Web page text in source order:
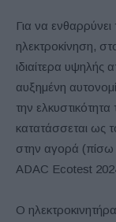
Για να
ηλεκτροκίνηση,
ιδιαίτερα
αυξημένη
την
κατατάσσεται ως
στην αγορά (πίσω
ADAC Ecotest
Ο